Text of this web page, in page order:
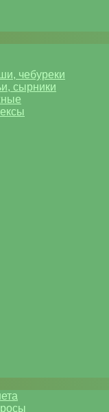
чебуреки
сырники